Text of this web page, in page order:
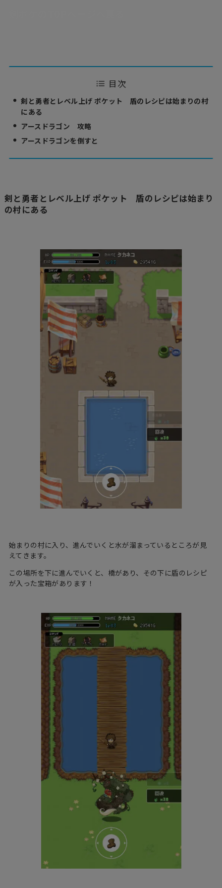
目次
剣と勇者とレベル上げ ポケット 盾のレシピは始まりの村
にある
アースドラゴン 攻略
アースドラゴンを倒すと
剣と勇者とレベル上げ ポケット 盾のレシピは始まり
の村にある
始まりの村に入り、進んでいくと水が溜まっているところが見
えてきます。
この場所を下に進んでいくと、橋があり、その下に盾のレシピ
が入った宝箱があります！